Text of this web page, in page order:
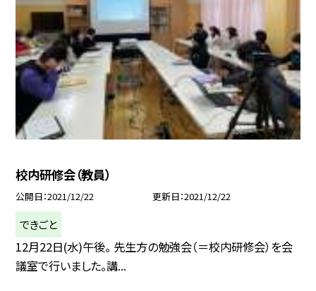
校内研修会（教員）
公開日 2021/12/22 更新日 2021/12/22
できごと
12月22日(水)午後。 先生方の勉強会（＝校内研修会）を会
議室で行いました。講...